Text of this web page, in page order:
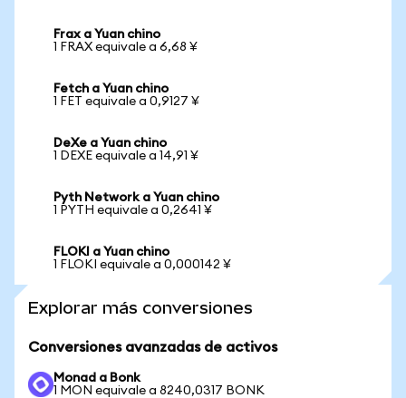
Frax a Yuan chino
1 FRAX equivale a 6,68 ¥
Fetch a Yuan chino
1 FET equivale a 0,9127 ¥
DeXe a Yuan chino
1 DEXE equivale a 14,91 ¥
Pyth Network a Yuan chino
1 PYTH equivale a 0,2641 ¥
FLOKI a Yuan chino
1 FLOKI equivale a 0,000142 ¥
Explorar más conversiones
Conversiones avanzadas de activos
Monad a Bonk
1 MON equivale a 8240,0317 BONK